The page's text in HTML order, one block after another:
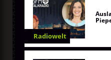
Radiowelt